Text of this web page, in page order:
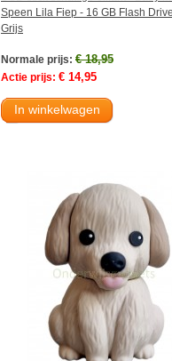
Speen Lila Fiep - 16 GB Flash
Grijs
Normale prijs: € 18,95
Actie prijs: € 14,95
In winkelwagen